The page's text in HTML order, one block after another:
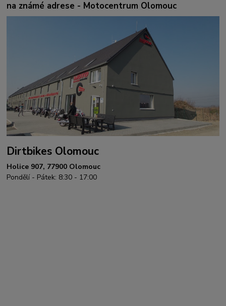
na známé adrese - Motocentrum Olomouc
Dirtbikes Olomouc
Holice 907, 77900 Olomouc
Pondělí - Pátek: 8:30 - 17:00